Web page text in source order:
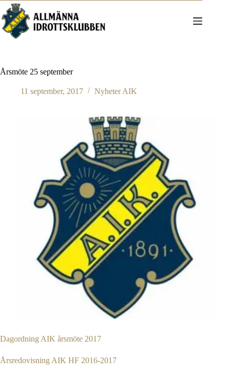
Hoppa
till
innehåll
Årsmöte 25 september
11 september, 2017 Nyheter AIK
Dagordning AIK årsmöte 2017
Årsredovisning AIK HF 2016-2017